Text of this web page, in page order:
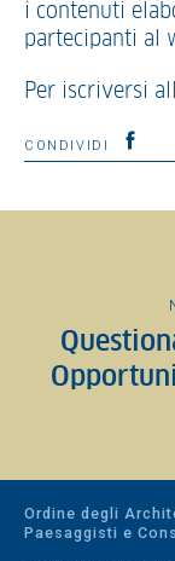
i contenuti
partecipanti al
Per iscriversi
CONDIVIDI
Ordine degli
Paesaggisti e